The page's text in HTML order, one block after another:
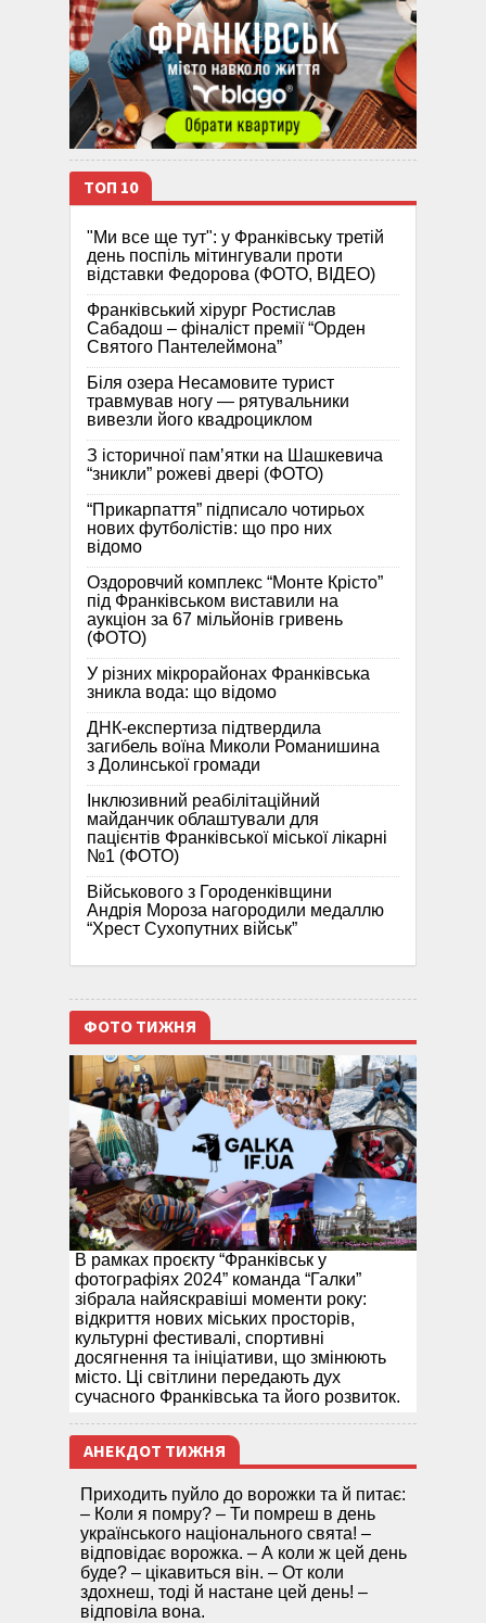
ТОП 10
"Ми все ще тут": у Франківську третій
день поспіль мітингували проти
відставки Федорова (ФОТО, ВІДЕО)
Франківський хірург Ростислав
Сабадош – фіналіст премії “Орден
Святого Пантелеймона”
Біля озера Несамовите турист
травмував ногу — рятувальники
вивезли його квадроциклом
З історичної памʼятки на Шашкевича
“зникли” рожеві двері (ФОТО)
“Прикарпаття” підписало чотирьох
нових футболістів: що про них
відомо
Оздоровчий комплекс “Монте Крісто”
під Франківськом виставили на
аукціон за 67 мільйонів гривень
(ФОТО)
У різних мікрорайонах Франківська
зникла вода: що відомо
ДНК-експертиза підтвердила
загибель воїна Миколи Романишина
з Долинської громади
Інклюзивний реабілітаційний
майданчик облаштували для
пацієнтів Франківської міської лікарні
№1 (ФОТО)
Військового з Городенківщини
Андрія Мороза нагородили медаллю
“Хрест Сухопутних військ”
ФОТО ТИЖНЯ
В рамках проєкту “Франківськ у
фотографіях 2024” команда “Галки”
зібрала найяскравіші моменти року:
відкриття нових міських просторів,
культурні фестивалі, спортивні
досягнення та ініціативи, що змінюють
місто. Ці світлини передають дух
сучасного Франківська та його розвиток.
АНЕКДОТ ТИЖНЯ
Приходить пуйло до ворожки та й питає:
– Коли я помру? – Ти помреш в день
українського національного свята! –
відповідає ворожка. – А коли ж цей день
буде? – цікавиться він. – От коли
здохнеш, тоді й настане цей день! –
відповіла вона.